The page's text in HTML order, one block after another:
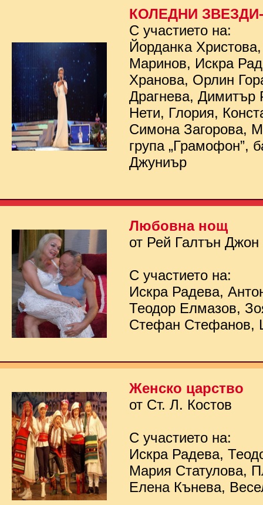
КОЛЕДНИ ЗВЕЗДИ-
С участието на:
Йорданка
Маринов, Искра
Хранова, Орлин
Драгнева, Димитър
Нети, Глория,
Симона Загорова,
група „Грамофон”,
Джуниър
Любовна нощ
от Рей Галтън Джон
С участието на:
Искра Радева,
Теодор Елмазов,
Стефан Стефанов,
Женско царство
от Ст. Л. Костов
С участието на:
Искра Радева,
Мария Статулова,
Елена Кънева,